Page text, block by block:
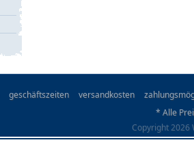
geschäftszeiten versandkosten
* Alle
Copyright 2026